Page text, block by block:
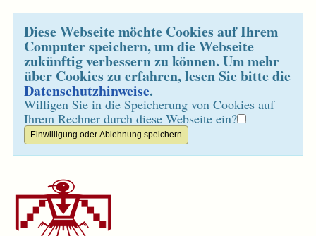
Diese Webseite möchte Cookies auf Ihrem
Computer speichern, um die Webseite
zukünftig verbessern zu können. Um mehr
über Cookies zu erfahren, lesen Sie bitte die
Datenschutzhinweise.
Willigen Sie in die Speicherung von Cookies auf
Ihrem Rechner durch diese Webseite ein?